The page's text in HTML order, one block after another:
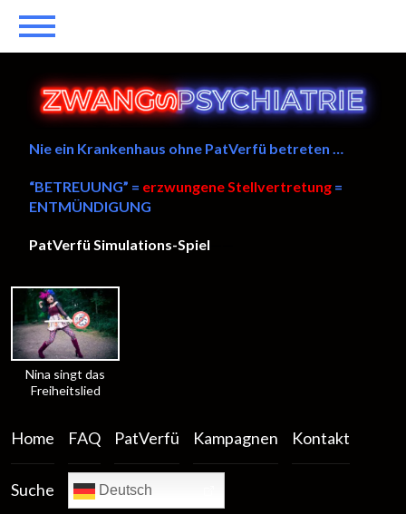
Nina singt das
Freiheitslied
Nie ein Krankenhaus ohne PatVerfü betreten …
“BETREUUNG” = erzwungene Stellvertretung =
ENTMÜNDIGUNG
PatVerfü Simulations-Spiel
Home FAQ PatVerfü Kampagnen Kontakt
Suche Deutsch